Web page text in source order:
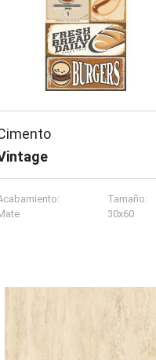
:
Tamaño:
30x60